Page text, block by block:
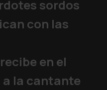
sordos
con las
en el
la cantante